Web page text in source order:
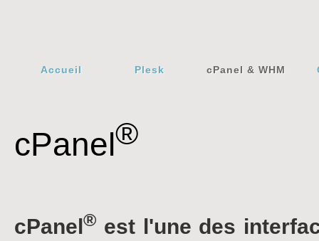
Accueil Plesk cPanel & WHM
cPanel®
cPanel® est l'une des